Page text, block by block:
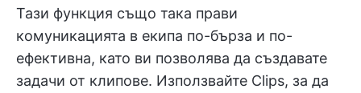
Тази функция също така прави
комуникацията в екипа по-бърза и по-
ефективна, като ви позволява да създавате
задачи от клипове. Използвайте Clips, за да